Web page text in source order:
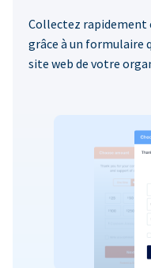
Collectez rapidement
grâce à un formulaire
site web de votre